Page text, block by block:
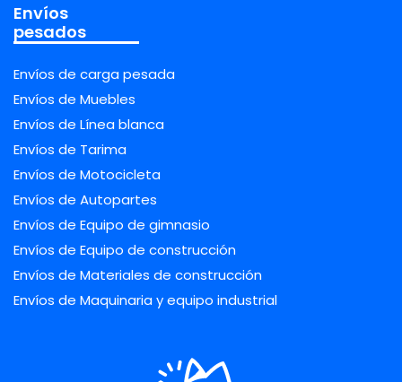
Envíos
pesados
Envíos de carga pesada
Envíos de Muebles
Envíos de Línea blanca
Envíos de Tarima
Envíos de Motocicleta
Envíos de Autopartes
Envíos de Equipo de gimnasio
Envíos de Equipo de construcción
Envíos de Materiales de construcción
Envíos de Maquinaria y equipo industrial